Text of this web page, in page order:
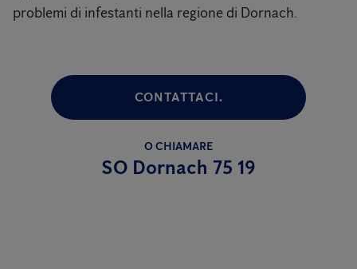
problemi di infestanti nella regione di Dornach.
CONTATTACI.
O CHIAMARE
SO Dornach 75 19